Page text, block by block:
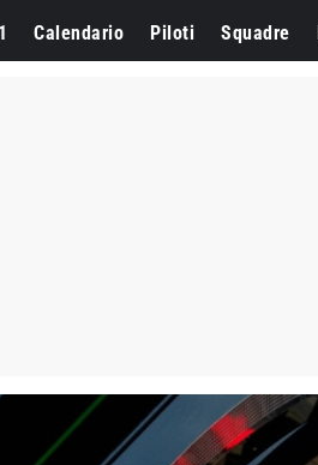
Calendario Piloti Squadre